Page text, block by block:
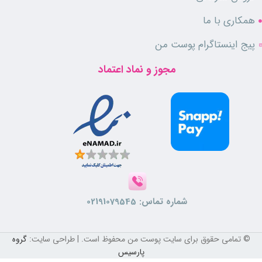
توجه کنید که استفاده از این ماسک برای نواحی دور چشم مناسب نیست.
همکاری با ما
پیج اینستاگرام پوست من
مجوز و نماد اعتماد
شماره تماس: 02191079545
© تمامی حقوق برای سایت پوست من محفوظ است. | طراحی سایت:گروه
پارسیس